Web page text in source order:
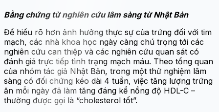
Bằng chứng từ nghiên cứu lâm sàng từ Nhật Bản
Để hiểu rõ hơn ảnh hưởng thực sự của trứng đối với tim
mạch, các nhà khoa học ngày càng chú trọng tới các
nghiên cứu can thiệp và các nghiên cứu quan sát có
đánh giá trực tiếp tình trạng mạch máu. Theo tổng quan
của nhóm tác giả Nhật Bản, trong một thử nghiệm lâm
sàng có đối chứng kéo dài 4 tuần, việc tăng lượng trứng
ăn mỗi ngày đã làm tăng đáng kể nồng độ HDL-C –
thường được gọi là “cholesterol tốt”.